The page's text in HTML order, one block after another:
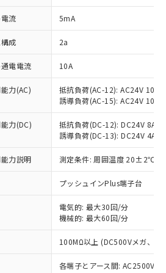
流 5mA
成 2a
電電流 10A
力(AC)
抵抗負荷(AC-12): AC24V 10A/
誘導負荷(AC-15): AC24V
力(DC)
抵抗負荷(DC-12): DC24V 8A/
誘導負荷(DC-13): DC24V 4A/
力説明 測定条件: 周囲温度 20±2℃、
プッシュインPlus端子台
電気的: 最大30回/分
機械的: 最大60回/分
100MΩ以上 (DC500Vメガ、点
各端子とアース間: AC2500V
件
読みいただき、同意のうえ
スは、当社制御機器事業取扱
社在庫状況および標準価格
供させていただくもので
機器事業取扱商品の中には、
スの対象外となる商品もある
了承ください。
および標準価格照会結果は、
いる更新日時点での社内デー
き作成されるものであり、閲
時点での実際の在庫および標
は異なる場合があることをご
EU RoHS指令（10物質）の
た製品が提供可能な商品で
指令（10物質）の非含
品に切り替える予定のある
EU RoHS指令（10物質）の
の商品で、対応品を出す予
EU RoHS指令（10物質）の
況を調査中または確認中の
センス料など無形物で、有
係のない商品です。
により、非含有部品として
有品と判明した場合などや
ことがあります。
質）：
、 水銀(Hg) 1000ppm以下、 カド
1000ppm以下、ポリ臭化ビフェニル
表
質材料含有率が中国RoHSの
ることを示します。
材料含有率が中国RoHSの
いることを示します。
す。当社販売部門へお問
基準値 (GB/T26572)：
これら貴社製品のうち、外国
び外国貿易法に定める商品
制貨物等」という）を輸出
外への提供する場合は、日本
輸出許可(または役務取引許
するなどの必要な手続きを